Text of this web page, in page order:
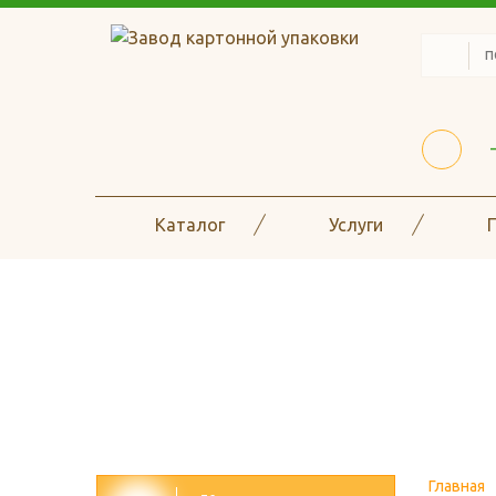
Каталог Услуги
Главная